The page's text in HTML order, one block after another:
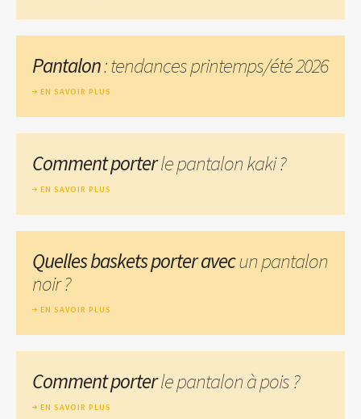
Pantalon: tendances printemps/été 2026
EN SAVOIR PLUS
Comment porterle pantalon kaki ?
EN SAVOIR PLUS
Quelles baskets porter avecun pantalon
noir ?
EN SAVOIR PLUS
Comment porterle pantalon à pois ?
EN SAVOIR PLUS